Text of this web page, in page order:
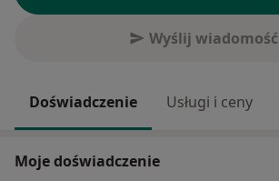
Wyślij wiadomość
Doświadczenie Usługi i ceny
Moje doświadczenie